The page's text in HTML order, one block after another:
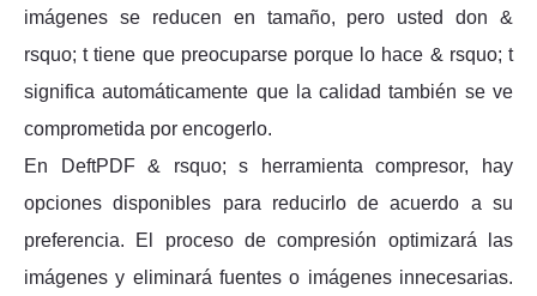
imágenes se reducen en tamaño, pero usted don &
rsquo; t tiene que preocuparse porque lo hace & rsquo; t
significa automáticamente que la calidad también se ve
comprometida por encogerlo.
En DeftPDF & rsquo; s herramienta compresor, hay
opciones disponibles para reducirlo de acuerdo a su
preferencia. El proceso de compresión optimizará las
imágenes y eliminará fuentes o imágenes innecesarias.